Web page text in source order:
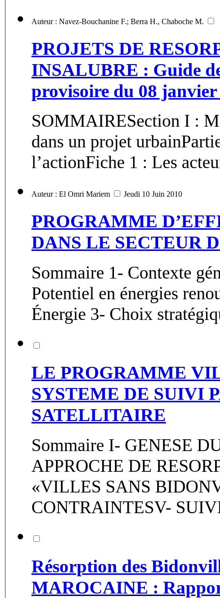
Auteur : Navez-Bouchanine F.; Berra H., Chaboche M.
PROJETS DE
INSALUBRE : Guide
provisoire du 08 janvier
SOMMAIRESection I :
dans un projet
l’actionFiche 1 : Les
Auteur : El Omri Mariem Jeudi 10 Juin 2010
PROGRAMME
DANS LE SECTEUR
Sommaire 1- Contexte
Potentiel en énergies
Énergie 3- Choix
LE PROGRAMME
SYSTEME DE SUIVI
SATELLITAIRE
Sommaire I- GENESE
APPROCHE DE
«VILLES SANS
CONTRAINTESV-
Résorption des
MAROCAINE :